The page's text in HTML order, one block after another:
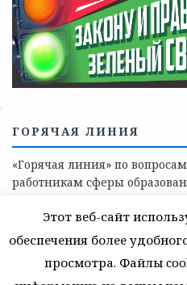
ГОРЯЧАЯ ЛИНИЯ
«Горячая линия» по
работникам сферы
Этот веб-сайт
обеспечения более
просмотра. Файлы